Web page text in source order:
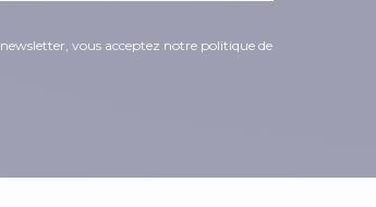
vous acceptez notre politique de